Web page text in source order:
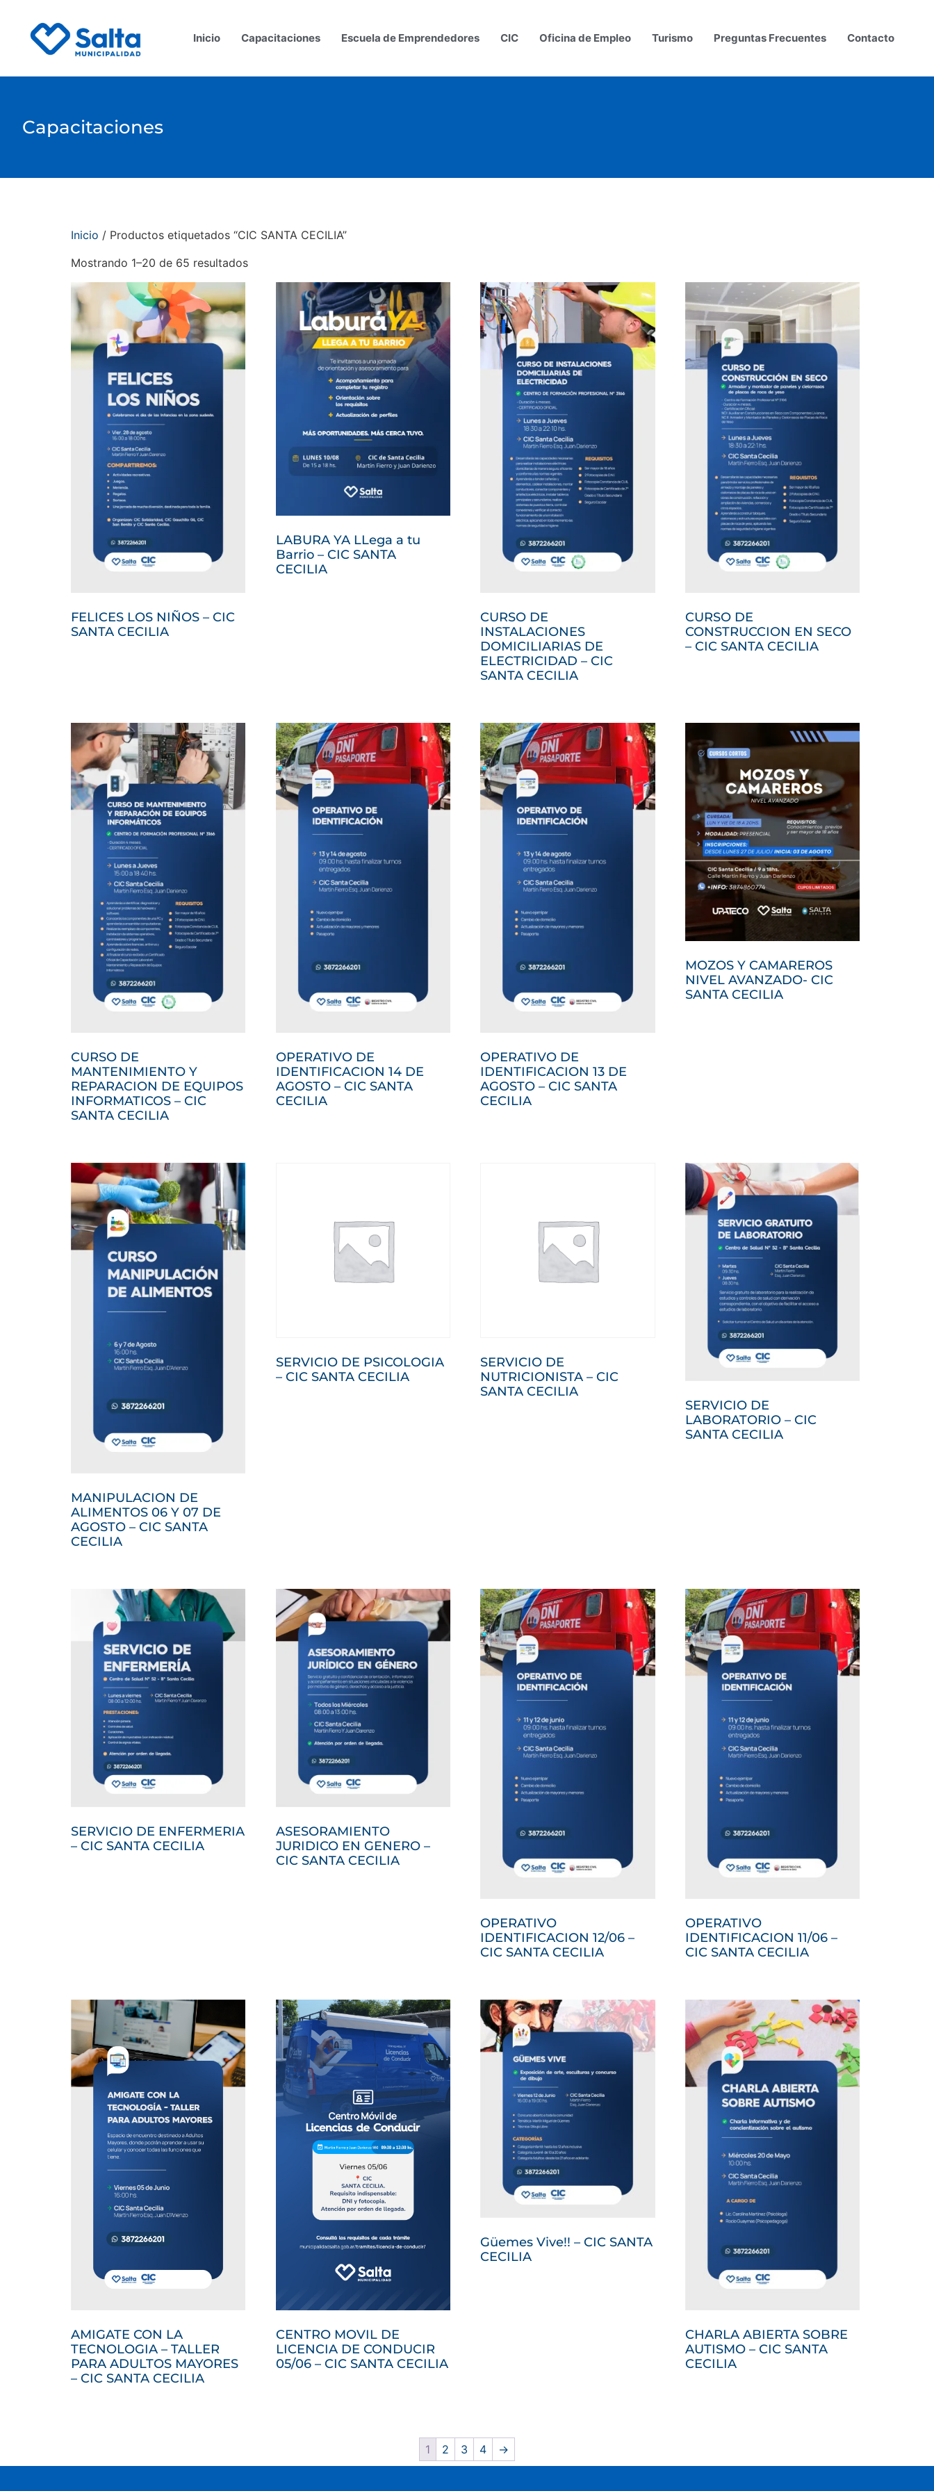
Inicio Capacitaciones Escuela de Emprendedores CIC Oficina de Empleo Turismo Preguntas Frecuentes Contacto
Capacitaciones
Inicio / Productos etiquetados “CIC SANTA CECILIA”
Mostrando 1–20 de 65 resultados
FELICES LOS NIÑOS – CIC
SANTA CECILIA
LABURA YA LLega a tu
Barrio – CIC SANTA
CECILIA
CURSO DE
INSTALACIONES
DOMICILIARIAS DE
ELECTRICIDAD – CIC
SANTA CECILIA
CURSO DE
CONSTRUCCION EN SECO
– CIC SANTA CECILIA
CURSO DE
MANTENIMIENTO Y
REPARACION DE EQUIPOS
INFORMATICOS – CIC
SANTA CECILIA
OPERATIVO DE
IDENTIFICACION 14 DE
AGOSTO – CIC SANTA
CECILIA
OPERATIVO DE
IDENTIFICACION 13 DE
AGOSTO – CIC SANTA
CECILIA
MOZOS Y CAMAREROS
NIVEL AVANZADO- CIC
SANTA CECILIA
MANIPULACION DE
ALIMENTOS 06 Y 07 DE
AGOSTO – CIC SANTA
CECILIA
SERVICIO DE PSICOLOGIA
– CIC SANTA CECILIA
SERVICIO DE
NUTRICIONISTA – CIC
SANTA CECILIA
SERVICIO DE
LABORATORIO – CIC
SANTA CECILIA
SERVICIO DE ENFERMERIA
– CIC SANTA CECILIA
ASESORAMIENTO
JURIDICO EN GENERO –
CIC SANTA CECILIA
OPERATIVO
IDENTIFICACION 12/06 –
CIC SANTA CECILIA
OPERATIVO
IDENTIFICACION 11/06 –
CIC SANTA CECILIA
AMIGATE CON LA
TECNOLOGIA – TALLER
PARA ADULTOS MAYORES
– CIC SANTA CECILIA
CENTRO MOVIL DE
LICENCIA DE CONDUCIR
05/06 – CIC SANTA CECILIA
Güemes Vive!! – CIC SANTA
CECILIA
CHARLA ABIERTA SOBRE
AUTISMO – CIC SANTA
CECILIA
1 2 3 4 →